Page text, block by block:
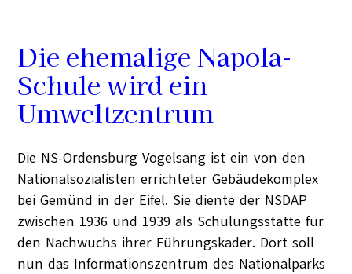
Die ehemalige Napola-
Schule wird ein
Umweltzentrum
Die NS-Ordensburg Vogelsang ist ein von den
Nationalsozialisten errichteter Gebäudekomplex
bei Gemünd in der Eifel. Sie diente der NSDAP
zwischen 1936 und 1939 als Schulungsstätte für
den Nachwuchs ihrer Führungskader. Dort soll
nun das Informationszentrum des Nationalparks